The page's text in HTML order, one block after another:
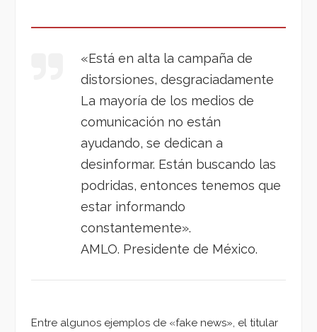
«Está en alta la campaña de
distorsiones, desgraciadamente
La mayoría de los medios de
comunicación no están
ayudando, se dedican a
desinformar. Están buscando las
podridas, entonces tenemos que
estar informando
constantemente».
AMLO. Presidente de México.
Entre algunos ejemplos de «fake news», el titular